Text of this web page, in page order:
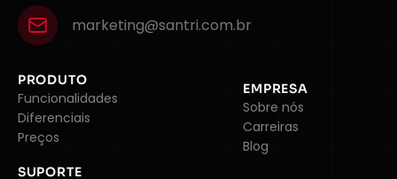
marketing@santri.com.br
PRODUTO
Funcionalidades
Diferenciais
Preços
EMPRESA
Sobre nós
Carreiras
Blog
SUPORTE